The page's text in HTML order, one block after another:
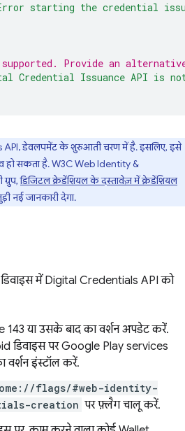
starting the credential
Provide an alternative
Credential Issuance API is
डेवलपमेंट के शुरुआती चरण में है. इसलिए, इसे
हो सकता है. W3C Web Identity &
डिजिटल क्रेडेंशियल के दस्तावेज़ में क्रेडेंशियल
नई जानकारी देगा.
में Digital Credentials API को
143 या उसके बाद का वर्शन अपडेट करें.
डिवाइस पर Google Play services
वर्शन इंस्टॉल करें.
flags/#web-identity-
creation पर फ़्लैग चालू करें.